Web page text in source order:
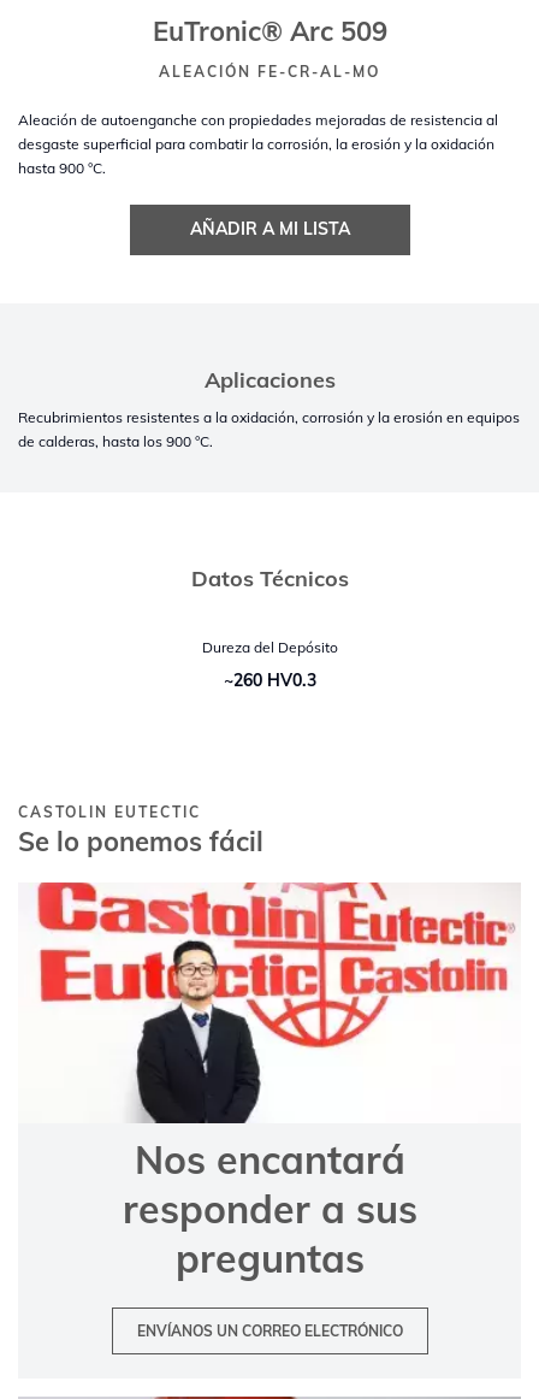
EuTronic® Arc 509
ALEACIÓN FE-CR-AL-MO
Aleación de autoenganche con propiedades mejoradas de resistencia al
desgaste superficial para combatir la corrosión, la erosión y la oxidación
hasta 900 °C.
AÑADIR A MI LISTA
Aplicaciones
Recubrimientos resistentes a la oxidación, corrosión y la erosión en equipos
de calderas, hasta los 900 °C.
Datos Técnicos
Dureza del Depósito
~260 HV0.3
CASTOLIN EUTECTIC
Se lo ponemos fácil
Nos encantará
responder a sus
preguntas
ENVÍANOS UN CORREO ELECTRÓNICO